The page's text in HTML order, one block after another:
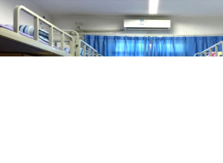
考试时间